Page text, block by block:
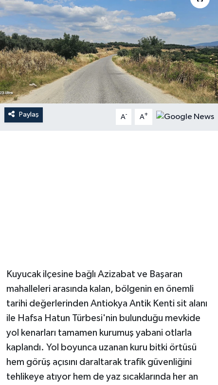
Paylaş A- A+
​Kuyucak ilçesine bağlı Azizabat ve Başaran
mahalleleri arasında kalan, bölgenin en önemli
tarihi değerlerinden Antiokya Antik Kenti sit alanı
ile Hafsa Hatun Türbesi'nin bulunduğu mevkide
yol kenarları tamamen kurumuş yabani otlarla
kaplandı. Yol boyunca uzanan kuru bitki örtüsü
hem görüş açısını daraltarak trafik güvenliğini
tehlikeye atıyor hem de yaz sıcaklarında her an